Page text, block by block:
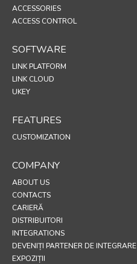
ACCESSORIES
ACCESS CONTROL
SOFTWARE
LINK PLATFORM
LINK CLOUD
UKEY
FEATURES
CUSTOMIZATION
COMPANY
ABOUT US
CONTACTS
CARIERĂ
DISTRIBUITORI
INTEGRATIONS
DEVENIȚI PARTENER DE INTEGRARE
EXPOZIȚII